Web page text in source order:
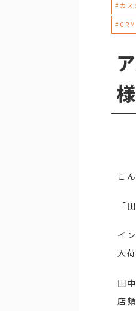
#カス
#CRM
こ
「
イ
入
田
店